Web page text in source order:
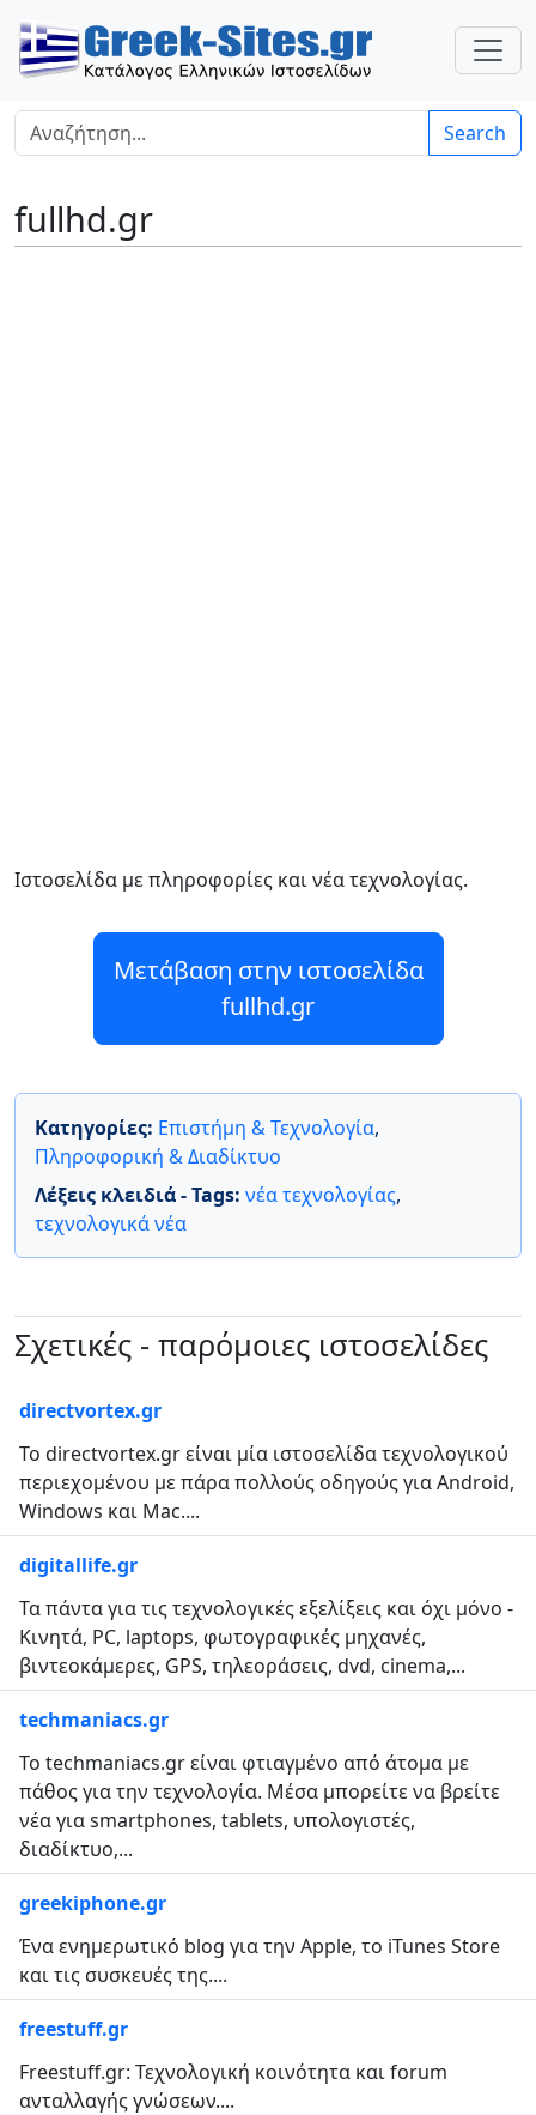
Search
fullhd.gr
Ιστοσελίδα με πληροφορίες και νέα τεχνολογίας.
Μετάβαση στην ιστοσελίδα
fullhd.gr
Κατηγορίες: Επιστήμη & Τεχνολογία,
Πληροφορική & Διαδίκτυο
Λέξεις κλειδιά - Tags: νέα τεχνολογίας,
τεχνολογικά νέα
Σχετικές - παρόμοιες ιστοσελίδες
directvortex.gr
Το directvortex.gr είναι μία ιστοσελίδα τεχνολογικού
περιεχομένου με πάρα πολλούς οδηγούς για Android,
Windows και Mac....
digitallife.gr
Τα πάντα για τις τεχνολογικές εξελίξεις και όχι μόνο -
Κινητά, PC, laptops, φωτογραφικές μηχανές,
βιντεοκάμερες, GPS, τηλεοράσεις, dvd, cinema,...
techmaniacs.gr
To techmaniacs.gr είναι φτιαγμένο από άτομα με
πάθος για την τεχνολογία. Μέσα μπορείτε να βρείτε
νέα για smartphones, tablets, υπολογιστές,
διαδίκτυο,...
greekiphone.gr
Ένα ενημερωτικό blog για την Apple, το iTunes Store
και τις συσκευές της....
freestuff.gr
Freestuff.gr: Τεχνολογική κοινότητα και forum
ανταλλαγής γνώσεων....